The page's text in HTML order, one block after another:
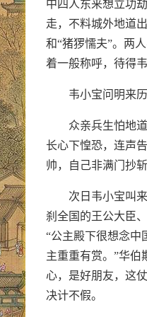
中四人东来想立功
走，不料城外地道
和“猪猡懦夫”。两
着一般称呼，待得
韦小宝问明来
众亲兵生怕地
长心下惶恐，连声
帅，自己非满门抄
次日韦小宝叫
刹全国的王公大臣
“公主殿下很想念中
主重重有赏。”华伯
心，是好朋友，这
决计不假。